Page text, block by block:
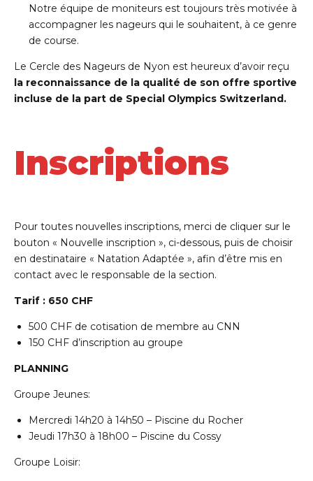
Notre équipe de moniteurs est toujours très motivée à
accompagner les nageurs qui le souhaitent, à ce genre
de course.
Le Cercle des Nageurs de Nyon est heureux d’avoir reçu
la reconnaissance de la qualité de son offre sportive
incluse de la part de Special Olympics Switzerland.
Inscriptions
Pour toutes nouvelles inscriptions, merci de cliquer sur le
bouton « Nouvelle inscription », ci-dessous, puis de choisir
en destinataire « Natation Adaptée », afin d’être mis en
contact avec le responsable de la section.
Tarif : 650 CHF
500 CHF de cotisation de membre au CNN
150 CHF d’inscription au groupe
PLANNING
Groupe Jeunes:
Mercredi 14h20 à 14h50 – Piscine du Rocher
Jeudi 17h30 à 18h00 – Piscine du Cossy
Groupe Loisir: